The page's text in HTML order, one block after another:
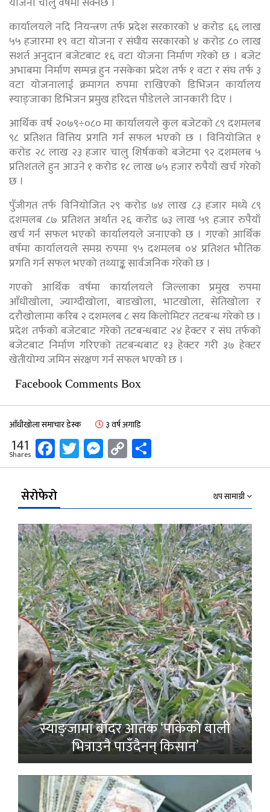
कार्यालयले नदि नियन्त्रण तर्फ प्रदेश सरकारको ४ करोड ६६ लाख
५५ हजारमा १९ वटा योजना र संघीय सरकारको ४ करोड ८० लाख
सशर्त अनुदान बजेटबाट १६ वटा योजना निर्माण गरेको छ । बजेट
अभाबमा निर्माण सम्पन्न हुन नसकेका प्रदेश तर्फ १ वटा र संघ तर्फ ३
वटा योजनालाई क्रमागत रुपमा राखिएको डिभिजन कार्यालय
स्याङ्जाका डिभिजन प्रमुख हरिदत्त पौडेलले जानकारी दिए ।
आर्थिक वर्ष २०७९÷०८० मा कार्यालयले कुल बजेटको ८९ दशमलब
९८ प्रतिशत वित्तिय प्रगति गर्न सफल भएको छ । विनियोजित १
करोड २८ लाख २३ हजार चालु शिर्षकको बजेटमा ९२ दशमलब ५
प्रतिशतले हुन आउने १ करोड १८ लाख ७५ हजार रुपैयाँ खर्च गरेको
छ ।
पुँजीगत तर्फ विनियोजित २९ करोड ७४ लाख ८३ हजार मध्ये ८९
दशमलब ८७ प्रतिशत अर्थात २६ करोड ७३ लाख ५९ हजार रुपैयाँ
खर्च गर्न सफल भएको कार्यालयले जनाएको छ । गएको आर्थिक
वर्षमा कार्यालयले समग्र रुपमा ९५ दशमलब ०४ प्रतिशत भौतिक
प्रगति गर्न सफल भएको तथ्याङ्क सार्वजनिक गरेको छ ।
गएको आर्थिक वर्षमा कार्यालयले जिल्लाका प्रमुख रुपमा
आँधीखोला, ज्याग्दीखोला, बाडखोला, भाटखोला, सेतिखोला र
दरौखोलामा करिब २ दशमलब ८ सय किलोमिटर तटबन्ध गरेको छ ।
प्रदेश तर्फको बजेटबाट गरेको तटबन्धबाट २४ हेक्टर र संघ तर्फको
बजेटबाट निर्माण गरिएको तटबन्धबाट १३ हेक्टर गरी ३७ हेक्टर
खेतीयोग्य जमिन संरक्षण गर्न सफल भएको छ ।
Facebook Comments Box
आँधीखोला समाचार डेस्क ३ वर्ष अगाडि
141
Shares Facebook
Twitter
Messenger
Copy
Link
सेरोफेरो थप सामाग्री
स्याङ्जामा बाँदर आतंक ‘पाकेको बाली
भित्राउनै पाउँदैनन् किसान’